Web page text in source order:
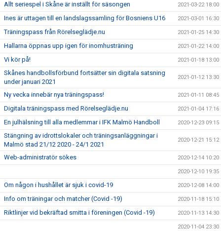
Allt seriespel i Skåne är inställt för säsongen 2021-03-22 18:00
Ines är uttagen till en landslagssamling för Bosniens U16 2021-03-01 16:30
Träningspass från Rörelseglädje.nu 2021-01-25 14:30
Hallarna öppnas upp igen för inomhusträning 2021-01-22 14:00
Vi kör på! 2021-01-18 13:00
Skånes handbollsförbund fortsätter sin digitala satsning
under januari 2021
2021-01-12 13:30
Ny vecka innebär nya träningspass! 2021-01-11 08:45
Digitala träningspass med Rörelseglädje.nu 2021-01-04 17:16
En julhälsning till alla medlemmar i IFK Malmö Handboll 2020-12-23 09:15
Stängning av idrottslokaler och träningsanläggningar i
Malmö stad 21/12 2020 - 24/1 2021
2020-12-21 15:12
Web-administratör sökes 2020-12-14 10:20
2020-12-10 19:35
Om någon i hushållet är sjuk i covid-19 2020-12-08 14:00
Info om träningar och matcher (Covid -19) 2020-11-18 15:10
Riktlinjer vid bekräftad smitta i föreningen (Covid -19) 2020-11-13 14:30
2020-11-04 23:30